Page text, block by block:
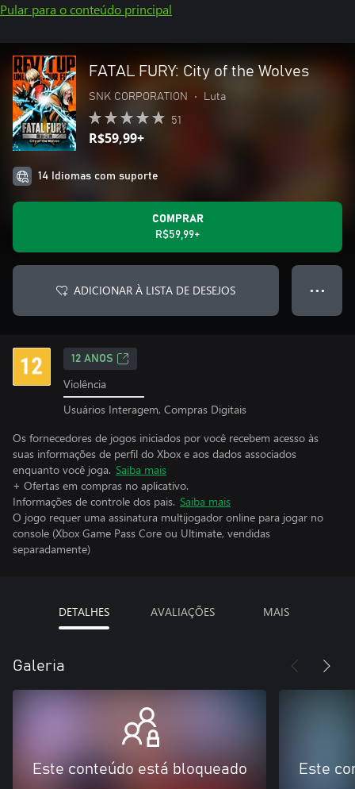
Pular para o conteúdo principal
FATAL FURY: City of the Wolves
SNK CORPORATION • Luta
51
R$59,99+
14 Idiomas com suporte
COMPRAR
R$59,99+
ADICIONAR À LISTA DE DESEJOS ● ● ●
12 ANOS
Violência
Usuários Interagem, Compras Digitais
Os fornecedores de jogos iniciados por você recebem acesso às
suas informações de perfil do Xbox e aos dados associados
enquanto você joga. Saiba mais
+ Ofertas em compras no aplicativo.
Informações de controle dos pais. Saiba mais
O jogo requer uma assinatura multijogador online para jogar no
console (Xbox Game Pass Core ou Ultimate, vendidas
separadamente)
DETALHES AVALIAÇÕES MAIS
Galeria
Este conteúdo está bloqueado Este